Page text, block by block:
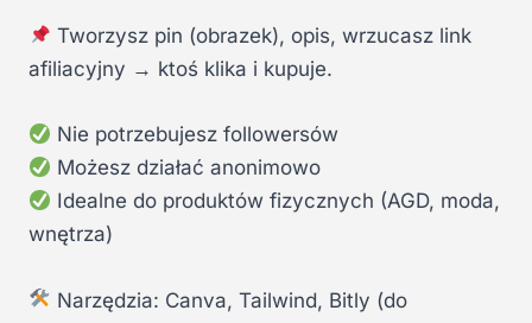
Tworzysz pin (obrazek), opis, wrzucasz link
afiliacyjny → ktoś klika i kupuje.
Nie potrzebujesz followersów
Możesz działać anonimowo
Idealne do produktów fizycznych (AGD, moda,
wnętrza)
Narzędzia: Canva, Tailwind, Bitly (do